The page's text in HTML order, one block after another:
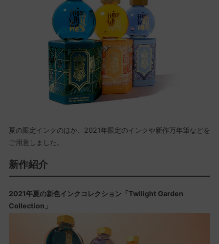
夏の限定インクのほか、2021年限定のインクや新作万年筆などを
ご用意しました。
新作紹介
2021年夏の新色インクコレクション「Twilight Garden
Collection」